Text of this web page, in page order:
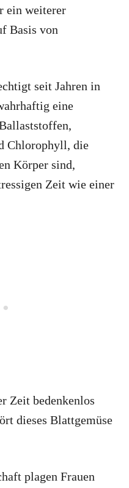
ein weiterer
Basis von
seit Jahren in
eine
Chlorophyll, die
Körper sind,
Zeit wie einer
Zeit bedenkenlos
dieses Blattgemüse
plagen Frauen